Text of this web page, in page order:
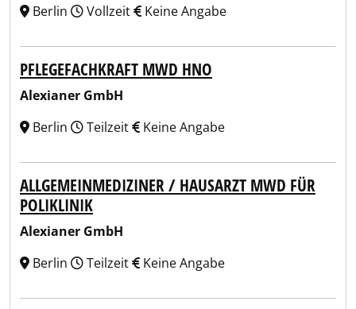
Berlin
Vollzeit Keine Angabe
PFLEGEFACHKRAFT MWD HNO
Alexianer GmbH
Berlin
Teilzeit Keine Angabe
ALLGEMEINMEDIZINER / HAUSARZT MWD FÜR
POLIKLINIK
Alexianer GmbH
Berlin
Teilzeit Keine Angabe